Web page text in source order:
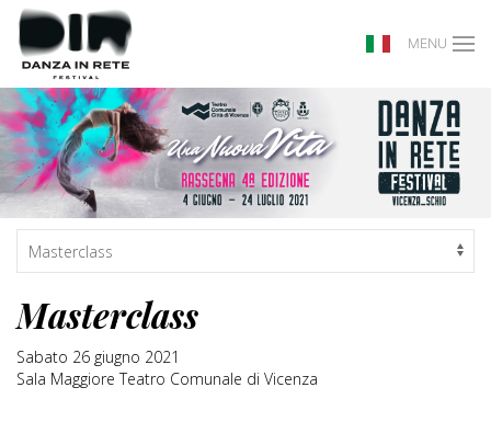
MENU
Masterclass
Sabato 26 giugno 2021
Sala Maggiore Teatro Comunale di Vicenza